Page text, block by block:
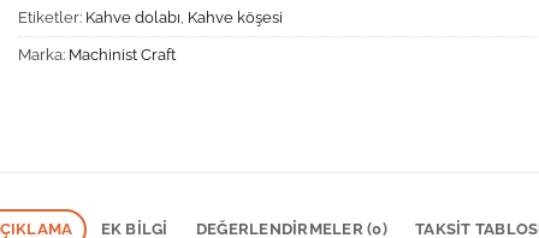
Etiketler: Kahve dolabı Kahve köşesi
Marka: Machinist Craft
EK BILGI DEĞERLENDIRMELER (0) TAKSIT